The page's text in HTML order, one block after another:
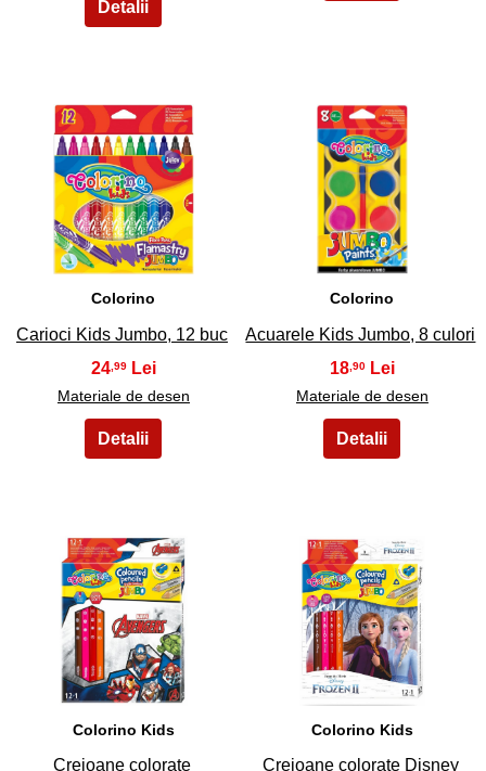
5
Colorino
Carioci Kids Jumbo, 12 buc
24 ,99
Materiale de desen
6
Colorino
Acuarele Kids Jumbo, 8 culori
18 ,90
Materiale de desen
7
Colorino Kids
Creioane colorate
8
Colorino Kids
Creioane colorate Disney